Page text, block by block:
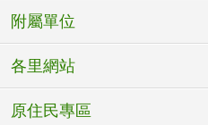
附屬單位
各里網站
原住民專區